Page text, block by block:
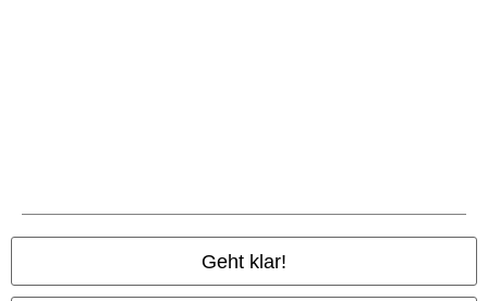
Geht klar!
Datenschutz
Entsorgung und Umweltschutz